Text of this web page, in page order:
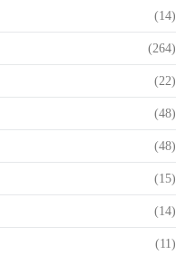
(14)
(264)
(22)
(48)
(48)
(15)
(14)
(11)